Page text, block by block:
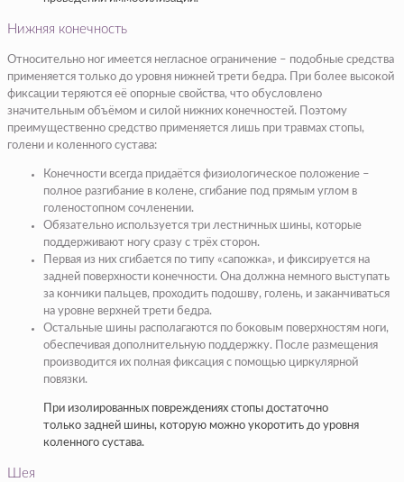
Нижняя конечность
Относительно ног имеется негласное ограничение – подобные средства
применяется только до уровня нижней трети бедра. При более высокой
фиксации теряются её опорные свойства, что обусловлено
значительным объёмом и силой нижних конечностей. Поэтому
преимущественно средство применяется лишь при травмах стопы,
голени и коленного сустава:
Конечности всегда придаётся физиологическое положение –
полное разгибание в колене, сгибание под прямым углом в
голеностопном сочленении.
Обязательно используется три лестничных шины, которые
поддерживают ногу сразу с трёх сторон.
Первая из них сгибается по типу «сапожка», и фиксируется на
задней поверхности конечности. Она должна немного выступать
за кончики пальцев, проходить подошву, голень, и заканчиваться
на уровне верхней трети бедра.
Остальные шины располагаются по боковым поверхностям ноги,
обеспечивая дополнительную поддержку. После размещения
производится их полная фиксация с помощью циркулярной
повязки.
При изолированных повреждениях стопы достаточно
только задней шины, которую можно укоротить до уровня
коленного сустава.
Шея